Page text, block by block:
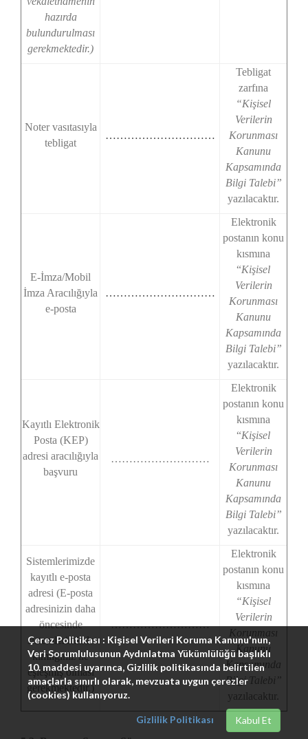
hazırda
bulundurulması
gerekmektedir.)
Noter vasıtasıyla
tebligat
…………………………
Tebligat
zarfına
“Kişisel
Verilerin
Korunması
Kanunu
Kapsamında
Bilgi Talebi”
yazılacaktır.
E-İmza/Mobil
İmza Aracılığıyla
e-posta
…………………………
Elektronik
postanın konu
kısmına
“Kişisel
Verilerin
Korunması
Kanunu
Kapsamında
Bilgi Talebi”
yazılacaktır.
Kayıtlı Elektronik
Posta (KEP)
adresi aracılığıyla
başvuru
………………………
Elektronik
postanın konu
kısmına
“Kişisel
Verilerin
Korunması
Kanunu
Kapsamında
Bilgi Talebi”
yazılacaktır.
Sistemlerimizde
kayıtlı e-posta
adresi (E-posta
adresinizin daha
öncesinde
sistemlerimizde
kimliğiniz ile
eşleşmiş olması
gerekmektedir.)
………………………
Elektronik
postanın konu
kısmına
“Kişisel
Verilerin
Korunması
Kanunu
Kapsamında
Bilgi Talebi”
yazılacaktır.
Çerez Politikası : Kişisel Verileri Koruma Kanunu'nun,
Veri Sorumlulusunun Aydınlatma Yükümlülüğü başlıklı
10. maddesi uyarınca, Gizlilik politikasında belirtilen
amaçlarla sınırlı olarak, mevzuata uygun çerezler
(cookies) kullanıyoruz.
Gizlilik Politikası